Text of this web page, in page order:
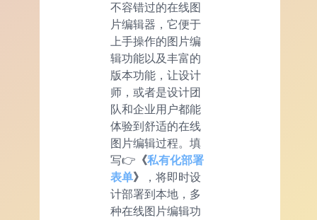
不容错过的在线图
片编辑器，它便于
上手操作的图片编
辑功能以及丰富的
版本功能，让设计
师，或者是设计团
队和企业用户都能
体验到舒适的在线
图片编辑过程。填
写👉 《私有化部署
表单》
，将即时设
计部署到本地，多
种在线图片编辑功